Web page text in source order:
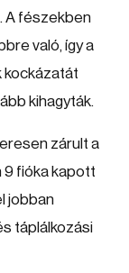
A fészekben
való, így a
kockázatát
kihagyták.
zárult a
9 fióka kapott
jobban
táplálkozási